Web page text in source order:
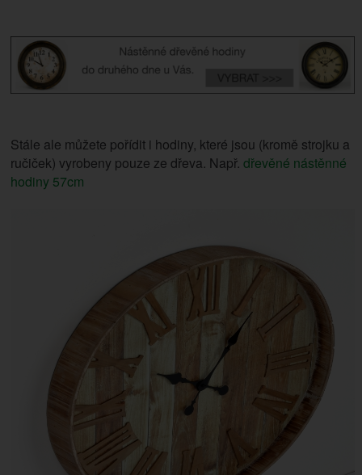
Stále ale můžete pořídit i hodiny, které jsou (kromě strojku a
ručiček) vyrobeny pouze ze dřeva. Např.dřevěné nástěnné
hodiny 57cm